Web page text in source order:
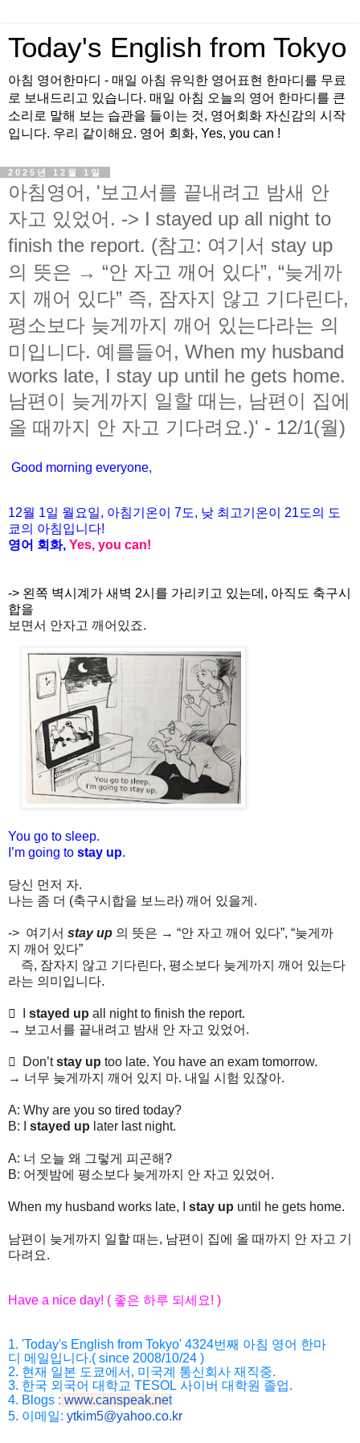
Today's English from Tokyo
아침 영어한마디 - 매일 아침 유익한 영어표현 한마디를 무료
로 보내드리고 있습니다. 매일 아침 오늘의 영어 한마디를 큰
소리로 말해 보는 습관을 들이는 것, 영어회화 자신감의 시작
입니다. 우리 같이해요. 영어 회화, Yes, you can !
2025년 12월 1일
아침영어, '보고서를 끝내려고 밤새 안
자고 있었어. -> I stayed up all night to
finish the report. (참고: 여기서 stay up
의 뜻은 → “안 자고 깨어 있다”, “늦게까
지 깨어 있다” 즉, 잠자지 않고 기다린다,
평소보다 늦게까지 깨어 있는다라는 의
미입니다. 예를들어, When my husband
works late, I stay up until he gets home.
남편이 늦게까지 일할 때는, 남편이 집에
올 때까지 안 자고 기다려요.)' - 12/1(월)
Good morning everyone,
12월 1일 월 요일, 아침기온이 7도, 낮 최고기온이 21도의 도
쿄의 아침입니다!
영어 회화, Yes, you can!
-> 왼쪽 벽시계가 새벽 2시를 가리키고 있는데, 아직도 축구시
합을
보면서 안자고 깨어있죠.
You go to sleep.
I’m going to stay up.
당신 먼저 자.
나는 좀 더 (축구시합을 보느라) 깨어 있을게 .
-> 여기서 stay up 의 뜻은 → “안 자고 깨어 있다”, “늦게까
지 깨어 있다”
즉, 잠자지 않고 기다린다, 평소보다 늦게까지 깨어 있는다
라는 의미입니다.
 I stayed up all night to finish the report.
→ 보고서를 끝내려고 밤새 안 자고 있었어.
 Don’tstay up too late. You have an exam tomorrow.
→ 너무 늦게까지 깨어 있지 마. 내일 시험 있잖아.
A: Why are you so tired today?
B: I stayed up later last night.
A: 너 오늘 왜 그렇게 피곤해?
B: 어젯밤에 평소보다 늦게까지 안 자고 있었어 .
When my husband works late, I stay up until he gets home.
남편이 늦게까지 일할 때는, 남편이 집에 올 때까지 안 자고 기
다려요.
Have a nice day! ( 좋은 하루 되세요! )
1. 'Today's English from Tokyo' 4324번째 아침 영어 한마
디 메일입니다.( since 2008/10/24 )
2. 현재 일본 도쿄에서 , 미국계 통신회사 재직중.
3. 한국 외국어 대학교 TESOL 사이버 대학원 졸업.
4. Blogs : www.canspeak.net
5. 이메일: ytkim5@yahoo.co.kr